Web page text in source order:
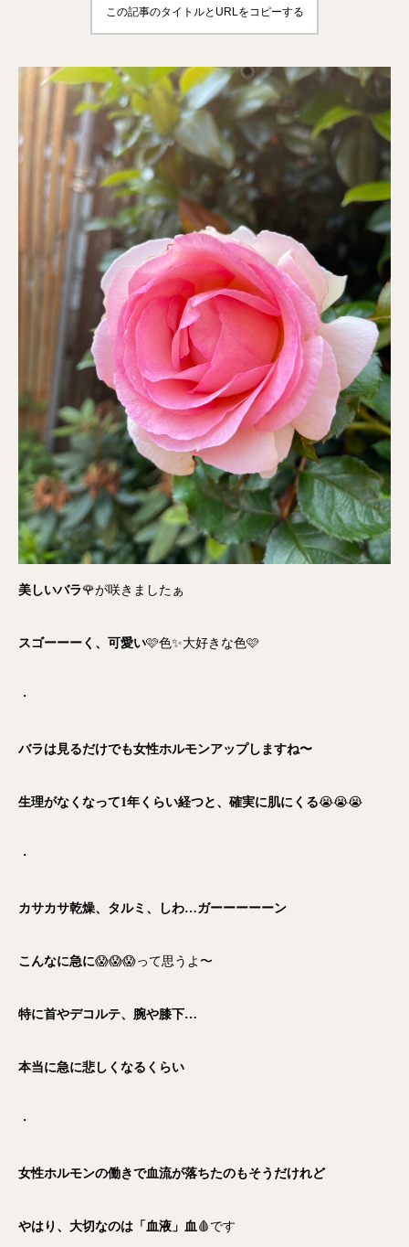
この記事のタイトルとURLをコピーする
美しいバラ🌹が咲きましたぁ
スゴーーーく、可愛い🩷色✨大好きな色🩷
・
バラは見るだけでも女性ホルモンアップしますね〜
生理がなくなって1年くらい経つと、確実に肌にくる😭😭😭
・
カサカサ乾燥、タルミ、しわ…ガーーーーーン
こんなに急に😱😱😱って思うよ〜
特に首やデコルテ、腕や膝下…
本当に急に悲しくなるくらい
・
女性ホルモンの働きで血流が落ちたのもそうだけれど
やはり、大切なのは「血液」血 🩸です